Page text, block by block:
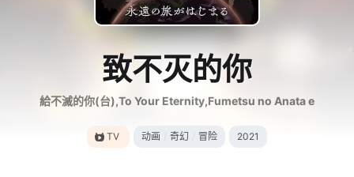
致不灭的你
給不滅的你(台),To Your Eternity,Fumetsu no Anata e
TV 动画 奇幻 冒险 2021